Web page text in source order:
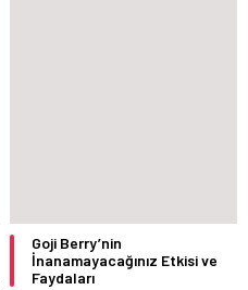
Goji Berry’nin
İnanamayacağınız Etkisi ve
Faydaları